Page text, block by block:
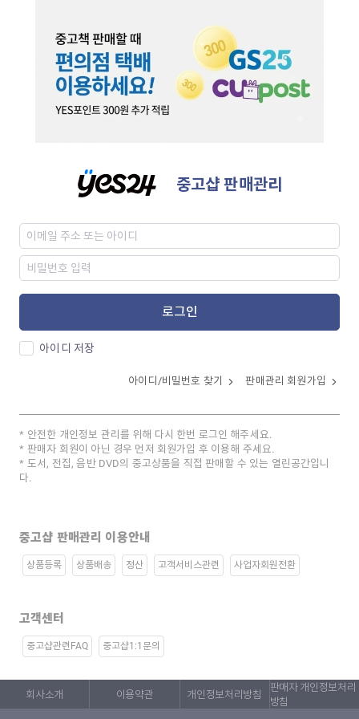
중고샵 판매관리
로그인
아이디 저장
아이디/비밀번호 찾기 판매관리 회원가입
안전한 개인정보 관리를 위해 다시 한번 로그인 해주세요.
판매자 회원이 아닌 경우 먼저 회원가입 후 이용해 주세요.
도서, 전집, 음반 DVD의 중고상품을 직접 판매할 수 있는 열린공간입니
다.
중고샵 판매관리 이용안내
상품등록 상품배송 정산 고객서비스관련 사업자회원전환
고객센터
중고샵관련FAQ 중고샵1:1문의
회사소개 이용약관 개인정보처리방침
판매자 개인정보처리
방침